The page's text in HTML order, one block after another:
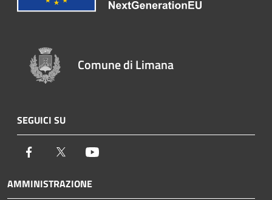
Comune di Limana
SEGUICI SU
Facebook Twitter
AMMINISTRAZIONE